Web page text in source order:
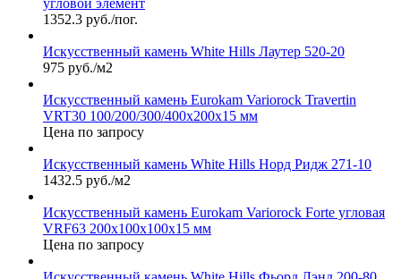
1352.3 руб./пог.
Искусственный камень White Hills Лаутер 520-20
975 руб./м2
Искусственный камень Eurokam Variorock Travertin
VRT30 100/200/300/400х200х15 мм
Цена по запросу
Искусственный камень White Hills Норд Ридж 271-10
1432.5 руб./м2
Искусственный камень Eurokam Variorock Forte угловая
VRF63 200х100х100х15 мм
Цена по запросу